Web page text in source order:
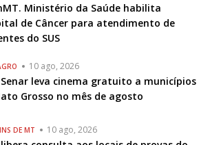
Ministério da Saúde habilita
de Câncer para atendimento de
do SUS
10 ago, 2026
Senar leva cinema gratuito a municípios
Grosso no mês de agosto
DE MT 10 ago, 2026